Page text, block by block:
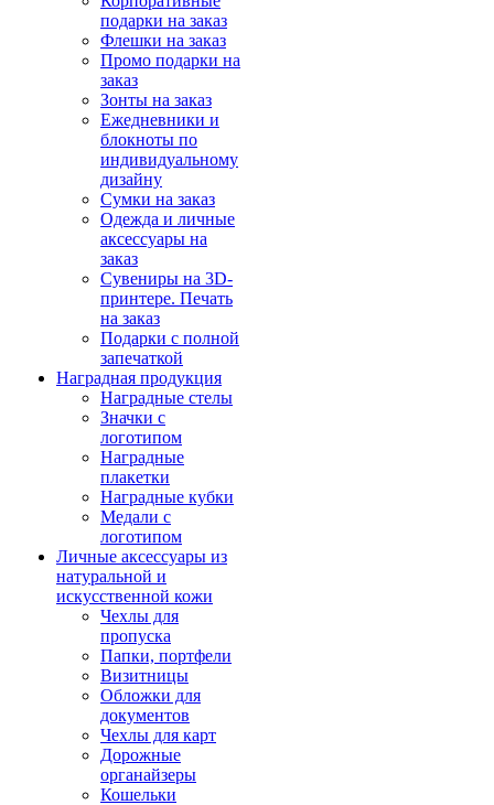
подарки на заказ
Флешки на заказ
Промо подарки на
заказ
Зонты на заказ
Ежедневники и
блокноты по
индивидуальному
дизайну
Сумки на заказ
Одежда и личные
аксессуары на
заказ
Сувениры на 3D-
принтере. Печать
на заказ
Подарки с полной
запечаткой
Наградная продукция
Наградные стелы
Значки с
логотипом
Наградные
плакетки
Наградные кубки
Медали с
логотипом
Личные аксессуары из
натуральной и
искусственной кожи
Чехлы для
пропуска
Папки, портфели
Визитницы
Обложки для
документов
Чехлы для карт
Дорожные
органайзеры
Кошельки